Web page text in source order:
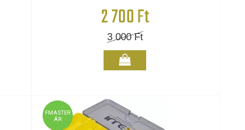
2 700 Ft
3 000Ft
FMASTER
ÁR